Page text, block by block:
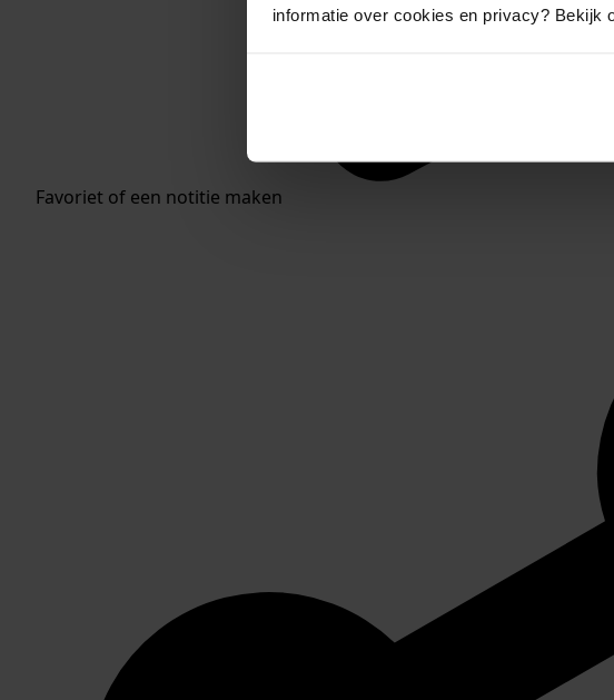
informatie over cookies en privacy? Bekijk
Favoriet of een notitie maken